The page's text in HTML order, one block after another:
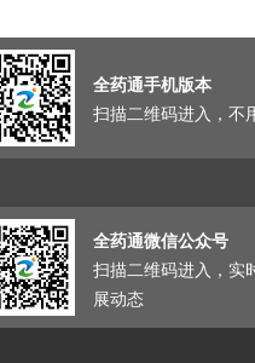
全药通手机版本
扫描二维码进入，不
全药通微信公众号
扫描二维码进入，实
展动态